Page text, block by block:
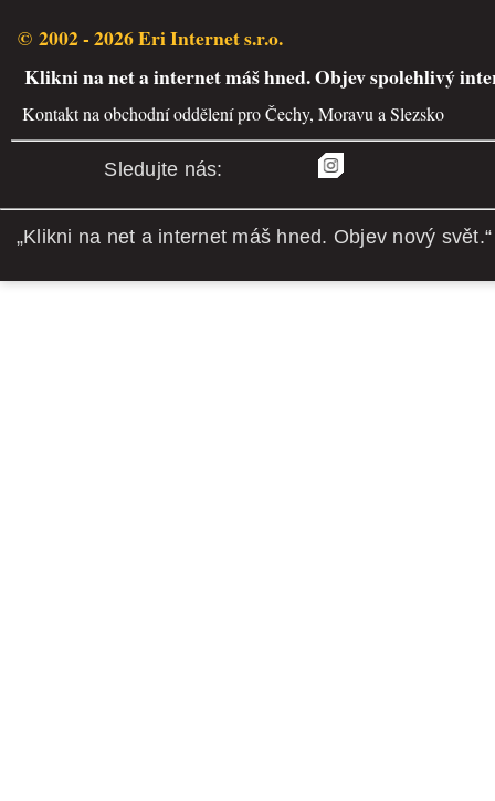
© 2002 - 2026 Eri Internet s.r.o.
Klikni na net a internet máš hned. Objev spolehlivý
Kontakt na obchodní oddělení pro Čechy, Moravu a Slezsko
Sledujte nás:
„Klikni na net a internet máš hned. Objev nový svět.“